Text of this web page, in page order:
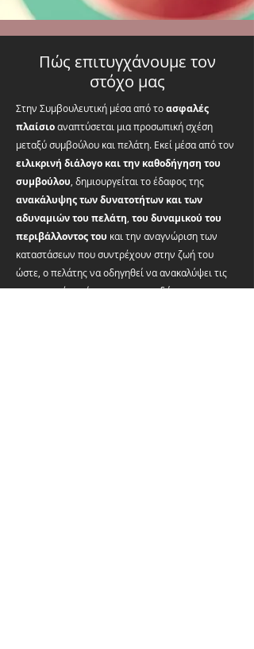
Πώς επιτυγχάνουμε τον
στόχο μας
Στην Συμβουλευτική μέσα από τοασφαλές
πλαίσιοαναπτύσεται μια προσωπική σχέση
μεταξύ συμβούλου και πελάτη. Εκεί μέσα από τον
ειλικρινή διάλογο και την καθοδήγηση του
συμβούλου , δημιουργείται το έδαφος της
ανακάλυψης των δυνατοτήτων και των
αδυναμιών του πελάτη του δυναμικού του
περιβάλλοντος του και την αναγνώριση των
καταστάσεων που συντρέχουν στην ζωή του
ώστε, ο πελάτης να οδηγηθεί να ανακαλύψει τις
πραγματικές ανάγκες του και να δώσει τις